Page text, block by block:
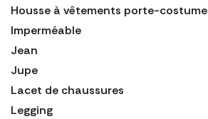
Housse à vêtements porte-costume
Imperméable
Jean
Jupe
Lacet de chaussures
Legging